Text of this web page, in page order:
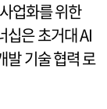
업화를 위한
십은 초거대 AI
발 기술 협력 로